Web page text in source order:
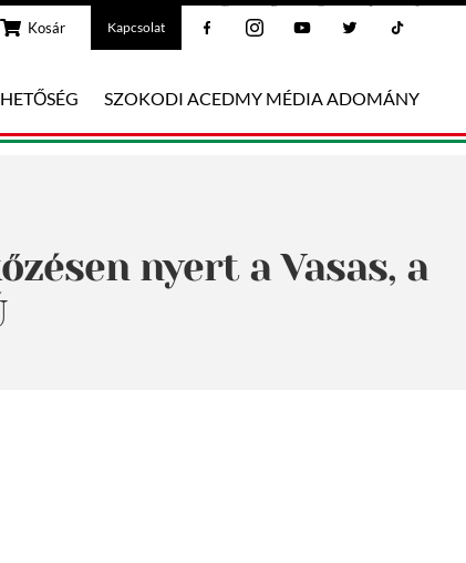
Kosár Kapcsolat
SZOKODI ACEDMY MÉDIA ADOMÁNY
nyert a Vasas, a